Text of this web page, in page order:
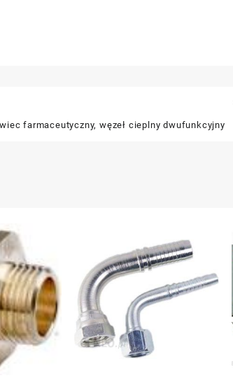
farmaceutyczny, węzeł cieplny dwufunkcyjny